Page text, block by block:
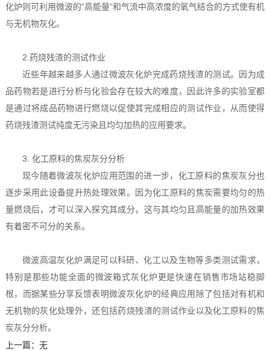
化炉则可利用微波的“高能量”和气流中高浓度的氧气结合的方式使有机
与无机物灰化。
2.药烧残渣的测试作业
近些年越来越多人通过微波灰化炉完成药烧残渣的测试。因为成
品药物若是进行分析与化验会存在较大的难度，因此许多的实验室都
是通过将成品药物进行燃烧以促使其完成相应的测试作业，从而使得
药烧残渣测试纯度无污染且均匀加热的应用要求。
3. 化工原料的焦炭灰分分析
现今随着微波灰化炉应用范围的进一步，化工原料的焦炭灰分也
逐步采用此设备提升热处理效果。因为化工原料的焦炭需要均匀的热
量燃烧后，才可以深入探究其成分，这与其均匀且高能量的加热效果
有着密不可分的关系。
微波高温灰化炉满足可以科研、化工以及生物等多类测试需求，
特别是那些功能全面的微波箱式灰化炉更是快速在销售市场站稳脚
根，而据某些分享反馈表明微波灰化炉的经典应用除了包括对有机和
无机物的灰化处理外，还包括药烧残渣的测试作业以及化工原料的焦
炭灰分分析。
上一篇： 无